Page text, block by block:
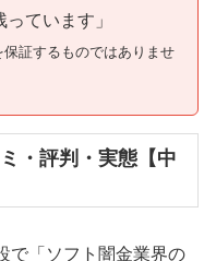
ています」
証するものではありませ
・評判・実態【中
で「ソフト闇金業界の